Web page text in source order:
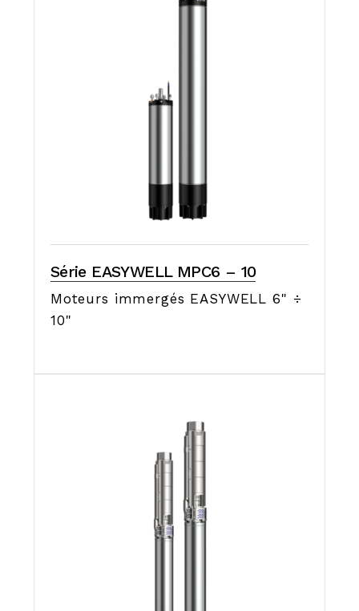
Série EASYWELL MPC6 – 10
Moteurs immergés EASYWELL 6" ÷
10"